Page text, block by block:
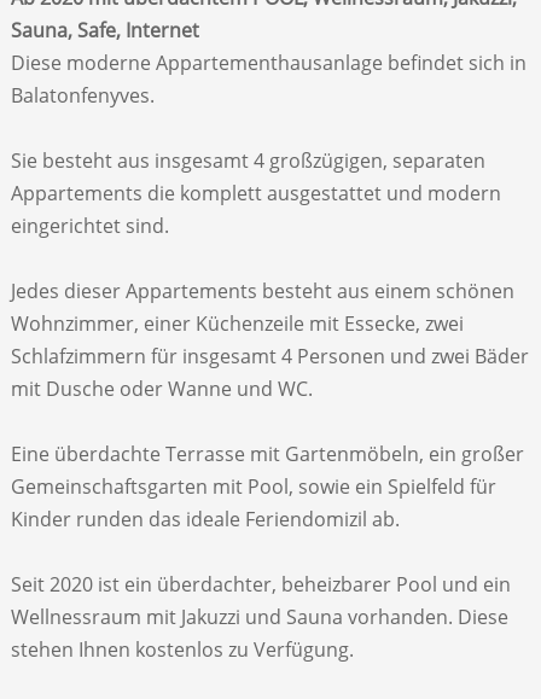
Sauna, Safe, Internet
Diese moderne Appartementhausanlage befindet sich in
Balatonfenyves.
Sie besteht aus insgesamt 4 großzügigen, separaten
Appartements die komplett ausgestattet und modern
eingerichtet sind.
Jedes dieser Appartements besteht aus einem schönen
Wohnzimmer, einer Küchenzeile mit Essecke, zwei
Schlafzimmern für insgesamt 4 Personen und zwei Bäder
mit Dusche oder Wanne und WC.
Eine überdachte Terrasse mit Gartenmöbeln, ein großer
Gemeinschaftsgarten mit Pool, sowie ein Spielfeld für
Kinder runden das ideale Feriendomizil ab.
Seit 2020 ist ein überdachter, beheizbarer Pool und ein
Wellnessraum mit Jakuzzi und Sauna vorhanden. Diese
stehen Ihnen kostenlos zu Verfügung.